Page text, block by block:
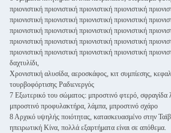
πριονιστική πριονιστική πριονιστική πριονιστική
πριονιστική πριονιστική πριονιστική πριονιστική
πριονιστική πριονιστική πριονιστική πριονιστική
πριονιστική πριονιστική πριονιστική πριονιστική
πριονιστική πριονιστική πριονιστική πριονιστική
δαχτυλίδι,
Χρονιστική αλυσίδα, αεροσκάφος, κιτ συμπίεσης,
τουρβοφόρτισης Ραδιενεργός
7 Εξωτερικό του σώματος: μπροστινό φτερό, σφραγίδα
μπροστινό προφυλακτήρα, λάμπα, μπροστινό σχάρο
8 Αρχικό υψηλής ποιότητας, κατασκευασμένο στην
ηπειρωτική Κίνα, πολλά εξαρτήματα είναι σε απόθεμα.